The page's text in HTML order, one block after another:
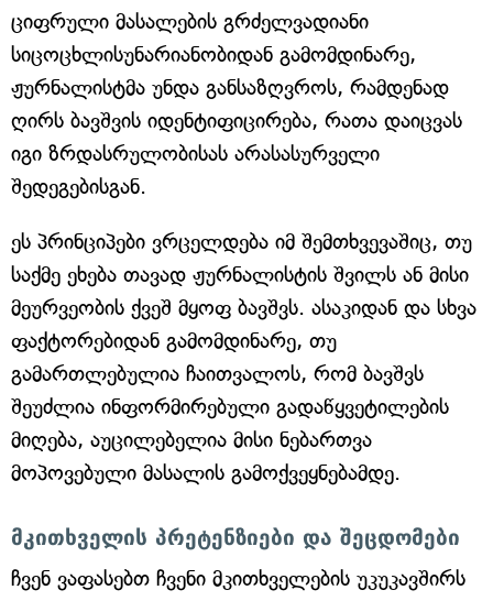
ციფრული მასალების გრძელვადიანი
სიცოცხლისუნარიანობიდან გამომდინარე,
ჟურნალისტმა უნდა განსაზღვროს, რამდენად
ღირს ბავშვის იდენტიფიცირება, რათა დაიცვას
იგი ზრდასრულობისას არასასურველი
შედეგებისგან.
ეს პრინციპები ვრცელდება იმ შემთხვევაშიც, თუ
საქმე ეხება თავად ჟურნალისტის შვილს ან მისი
მეურვეობის ქვეშ მყოფ ბავშვს. ასაკიდან და სხვა
ფაქტორებიდან გამომდინარე, თუ
გამართლებულია ჩაითვალოს, რომ ბავშვს
შეუძლია ინფორმირებული გადაწყვეტილების
მიღება, აუცილებელია მისი ნებართვა
მოპოვებული მასალის გამოქვეყნებამდე.
მკითხველის პრეტენზიები და შეცდომები
ჩვენ ვაფასებთ ჩვენი მკითხველების უკუკავშირს